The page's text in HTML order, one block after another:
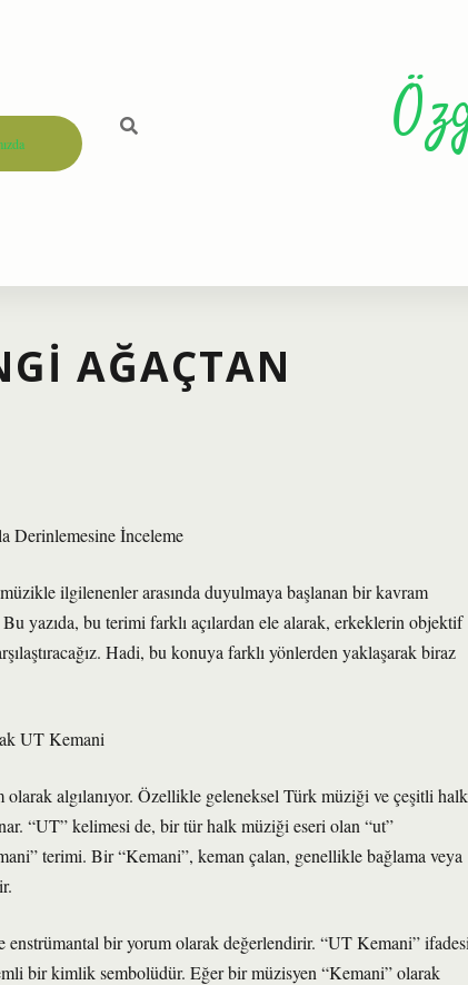
AĞAÇTAN
Derinlemesine İnceleme
ilgilenenler arasında duyulmaya başlanan bir kavram
yazıda, bu terimi farklı açılardan ele alarak, erkeklerin objektif
Hadi, bu konuya farklı yönlerden yaklaşarak biraz
UT Kemani
algılanıyor. Özellikle geleneksel Türk müziği ve çeşitli halk
“UT” kelimesi de, bir tür halk müziği eseri olan “ut”
terimi. Bir “Kemani”, keman çalan, genellikle bağlama veya
bir yorum olarak değerlendirir. “UT Kemani”
bir kimlik sembolüdür. Eğer bir müzisyen “Kemani” olarak